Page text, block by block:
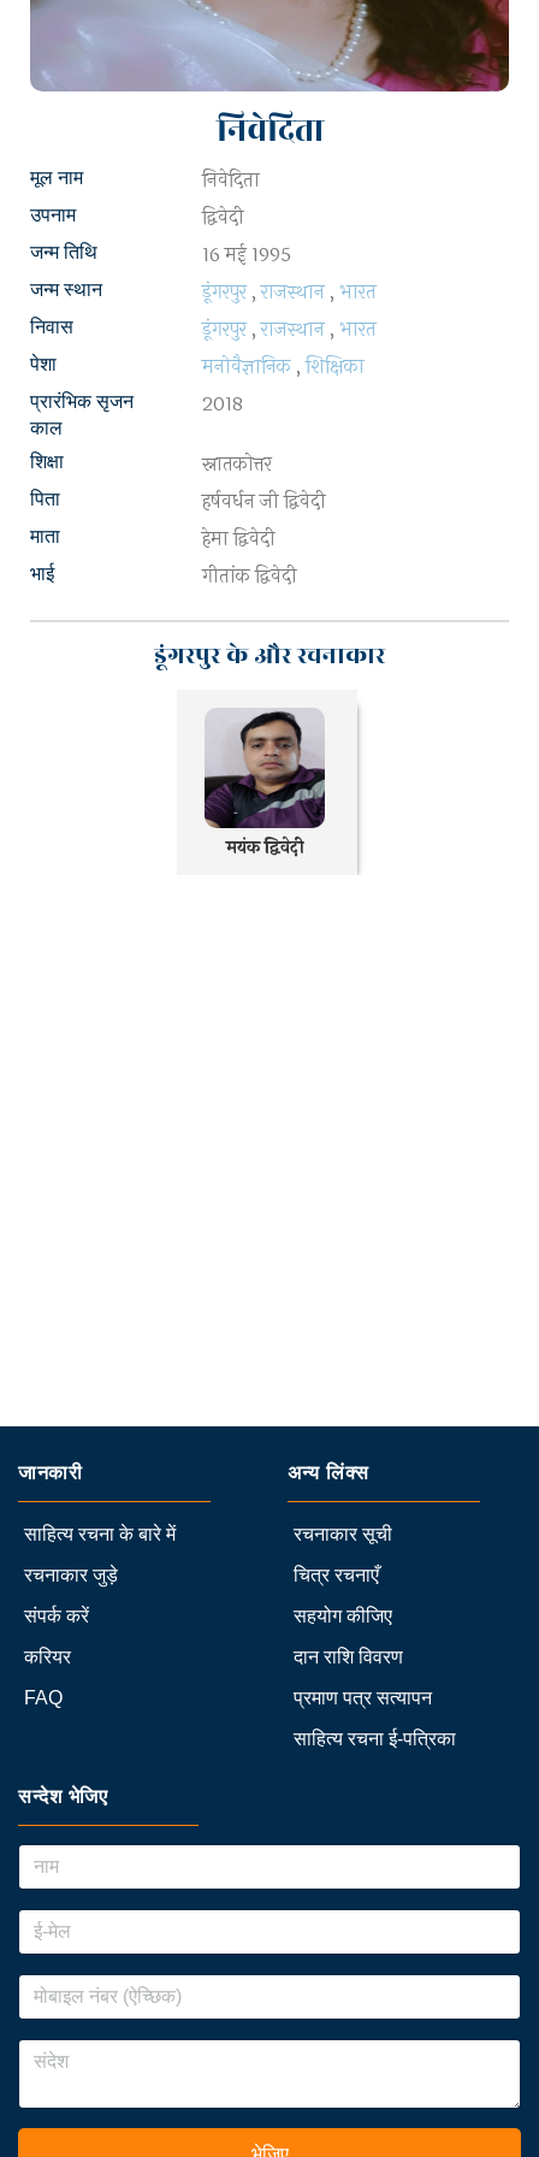
निवेदिता
मूल नाम निवेदिता
उपनाम द्विवेदी
जन्म तिथि 16 मई 1995
जन्म स्थान डूंगरपुर ,राजस्थान , भारत
निवास डूंगरपुर ,राजस्थान , भारत
पेशा मनोवैज्ञानिक ,शिक्षिका
प्रारंभिक सृजन
काल
2018
शिक्षा स्नातकोत्तर
पिता हर्षवर्धन जी द्विवेदी
माता हेमा द्विवेदी
भाई गीतांक द्विवेदी
डूंगरपुर के और रचनाकार
मयंक द्विवेदी
जानकारी
साहित्य रचना के बारे में
रचनाकार जुड़े
संपर्क करें
करियर
FAQ
अन्य लिंक्स
रचनाकार सूची
चित्र रचनाएँ
सहयोग कीजिए
दान राशि विवरण
प्रमाण पत्र सत्यापन
साहित्य रचना ई-पत्रिका
सन्देश भेजिए